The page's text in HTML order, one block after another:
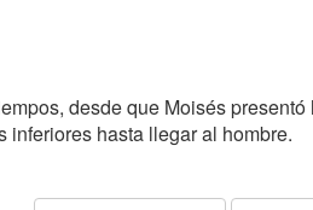
desde que Moisés
hasta llegar al hombre.